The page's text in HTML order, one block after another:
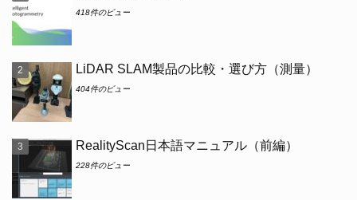
418件のビュー
LiDAR SLAM製品の比較・選び方（測量）
404件のビュー
RealityScan日本語マニュアル（前編）
228件のビュー